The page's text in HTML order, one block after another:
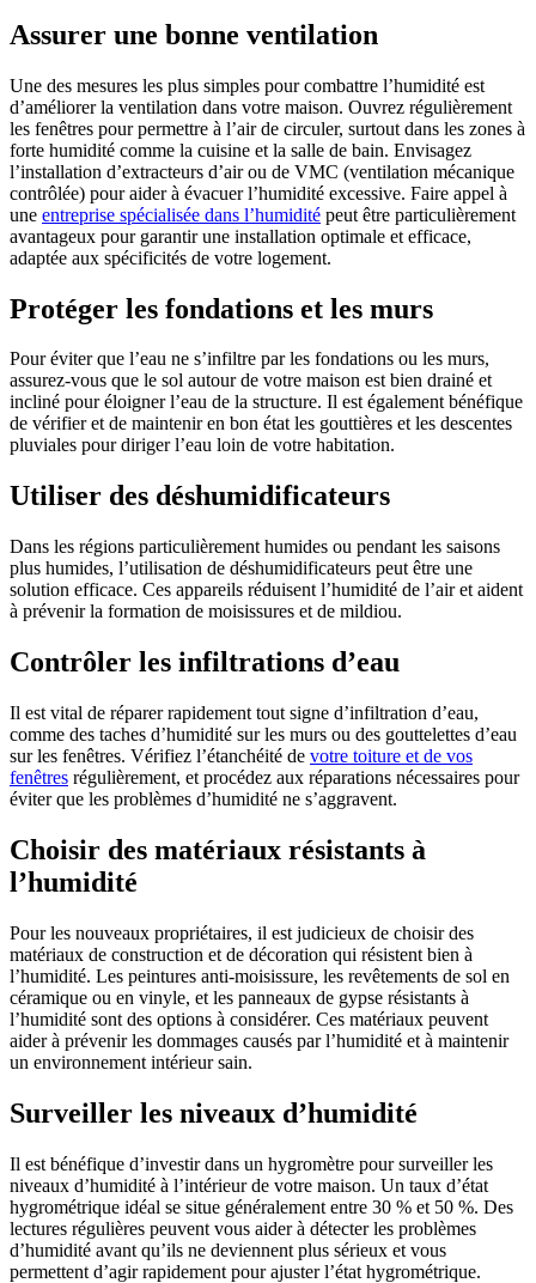
Assurer une bonne ventilation
Une des mesures les plus simples pour combattre l’humidité est
d’améliorer la ventilation dans votre maison. Ouvrez régulièrement
les fenêtres pour permettre à l’air de circuler, surtout dans les zones à
forte humidité comme la cuisine et la salle de bain. Envisagez
l’installation d’extracteurs d’air ou de VMC (ventilation mécanique
contrôlée) pour aider à évacuer l’humidité excessive. Faire appel à
une entreprise spécialisée dans l’humidité peut être particulièrement
avantageux pour garantir une installation optimale et efficace,
adaptée aux spécificités de votre logement.
Protéger les fondations et les murs
Pour éviter que l’eau ne s’infiltre par les fondations ou les murs,
assurez-vous que le sol autour de votre maison est bien drainé et
incliné pour éloigner l’eau de la structure. Il est également bénéfique
de vérifier et de maintenir en bon état les gouttières et les descentes
pluviales pour diriger l’eau loin de votre habitation.
Utiliser des déshumidificateurs
Dans les régions particulièrement humides ou pendant les saisons
plus humides, l’utilisation de déshumidificateurs peut être une
solution efficace. Ces appareils réduisent l’humidité de l’air et aident
à prévenir la formation de moisissures et de mildiou.
Contrôler les infiltrations d’eau
Il est vital de réparer rapidement tout signe d’infiltration d’eau,
comme des taches d’humidité sur les murs ou des gouttelettes d’eau
sur les fenêtres. Vérifiez l’étanchéité de votre toiture et de vos
fenêtres régulièrement, et procédez aux réparations nécessaires pour
éviter que les problèmes d’humidité ne s’aggravent.
Choisir des matériaux résistants à
l’humidité
Pour les nouveaux propriétaires, il est judicieux de choisir des
matériaux de construction et de décoration qui résistent bien à
l’humidité. Les peintures anti-moisissure, les revêtements de sol en
céramique ou en vinyle, et les panneaux de gypse résistants à
l’humidité sont des options à considérer. Ces matériaux peuvent
aider à prévenir les dommages causés par l’humidité et à maintenir
un environnement intérieur sain.
Surveiller les niveaux d’humidité
Il est bénéfique d’investir dans un hygromètre pour surveiller les
niveaux d’humidité à l’intérieur de votre maison. Un taux d’état
hygrométrique idéal se situe généralement entre 30 % et 50 %. Des
lectures régulières peuvent vous aider à détecter les problèmes
d’humidité avant qu’ils ne deviennent plus sérieux et vous
permettent d’agir rapidement pour ajuster l’état hygrométrique.